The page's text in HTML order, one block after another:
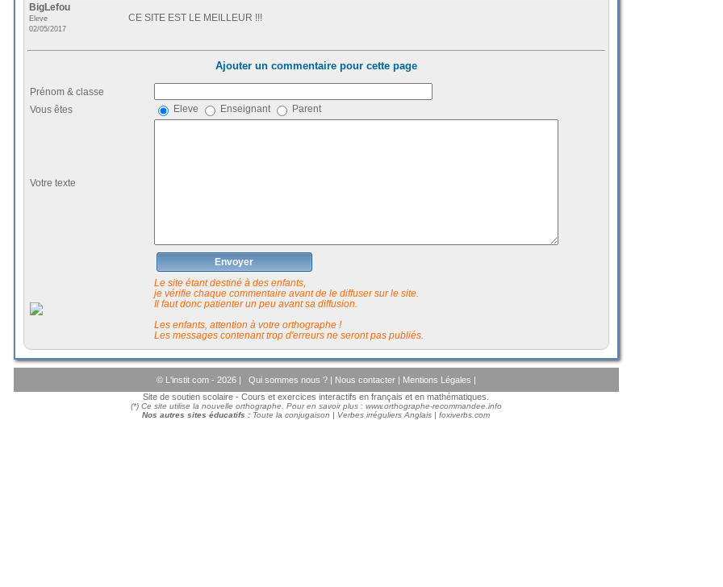
BigLefou
Eleve
02/05/2017
CE SITE EST LE MEILLEUR !!!
Ajouter un commentaire pour cette page
Prénom & classe
Vous êtes
Eleve Enseignant Parent
Votre texte
Envoyer
Le site étant destiné à des enfants,
je vérifie chaque commentaire avant de le diffuser sur le site.
Il faut donc patienter un peu avant sa diffusion.
Les enfants, attention à votre orthographe !
Les messages contenant trop d'erreurs ne seront pas publiés.
© L'instit.com - 2026 | Qui sommes nous ? | Nous contacter | Mentions Légales |
Site de soutien scolaire - Cours et exercices interactifs en français et en mathématiques.
(*) Ce site utilise la nouvelle orthographe. Pour en savoir plus : www.orthographe-recommandee.info
Nos autres sites éducatifs : Toute la conjugaison | Verbes irréguliers Anglais | foxiverbs.com